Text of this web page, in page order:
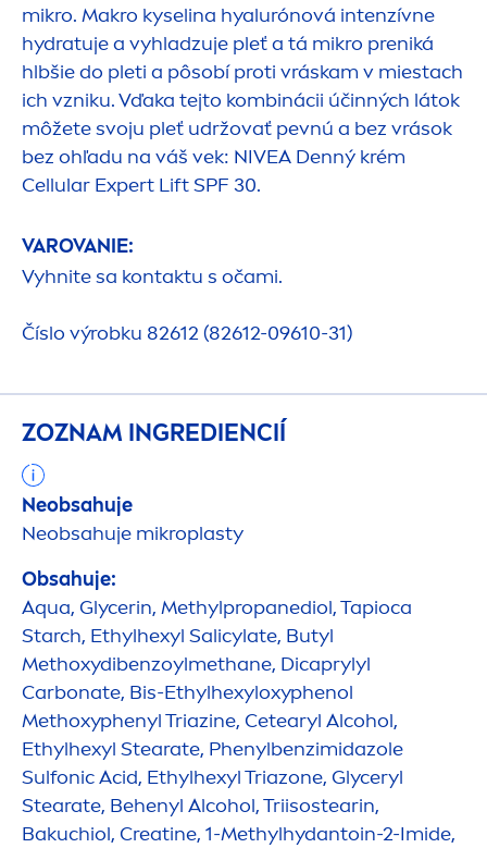
mikro. Makro kyselina hyalurónová intenzívne
hydratuje a vyhladzuje pleť a tá mikro preniká
hlbšie do pleti a pôsobí proti vráskam v miestach
ich vzniku. Vďaka tejto kombinácii účinných látok
môžete svoju pleť udržovať pevnú a bez vrások
bez ohľadu na váš vek: NIVEA Denný krém
Cellular Expert Lift SPF 30.
VAROVANIE:
Vyhnite sa kontaktu s očami.
Číslo výrobku 82612 (82612-09610-31)
ZOZNAM INGREDIENCIÍ
Neobsahuje
Neobsahuje mikroplasty
Obsahuje:
Aqua, Glycerin, Methylpropanediol, Tapioca
Starch, Ethylhexyl Salicylate, Butyl
Methoxydibenzoylmethane, Dicaprylyl
Carbonate, Bis-Ethylhexyloxyphenol
Methoxyphenyl Triazine, Cetearyl Alcohol,
Ethylhexyl Stearate, Phenylbenzimidazole
Sulfonic Acid, Ethylhexyl Triazone, Glyceryl
Stearate, Behenyl Alcohol, Triisostearin,
Bakuchiol, Creatine, 1-Methylhydantoin-2-Imide,